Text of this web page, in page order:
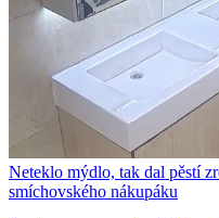
Neteklo mýdlo, tak dal pěstí
smíchovského nákupáku